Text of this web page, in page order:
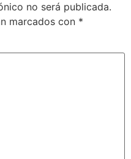
no será publicada.
marcados con *